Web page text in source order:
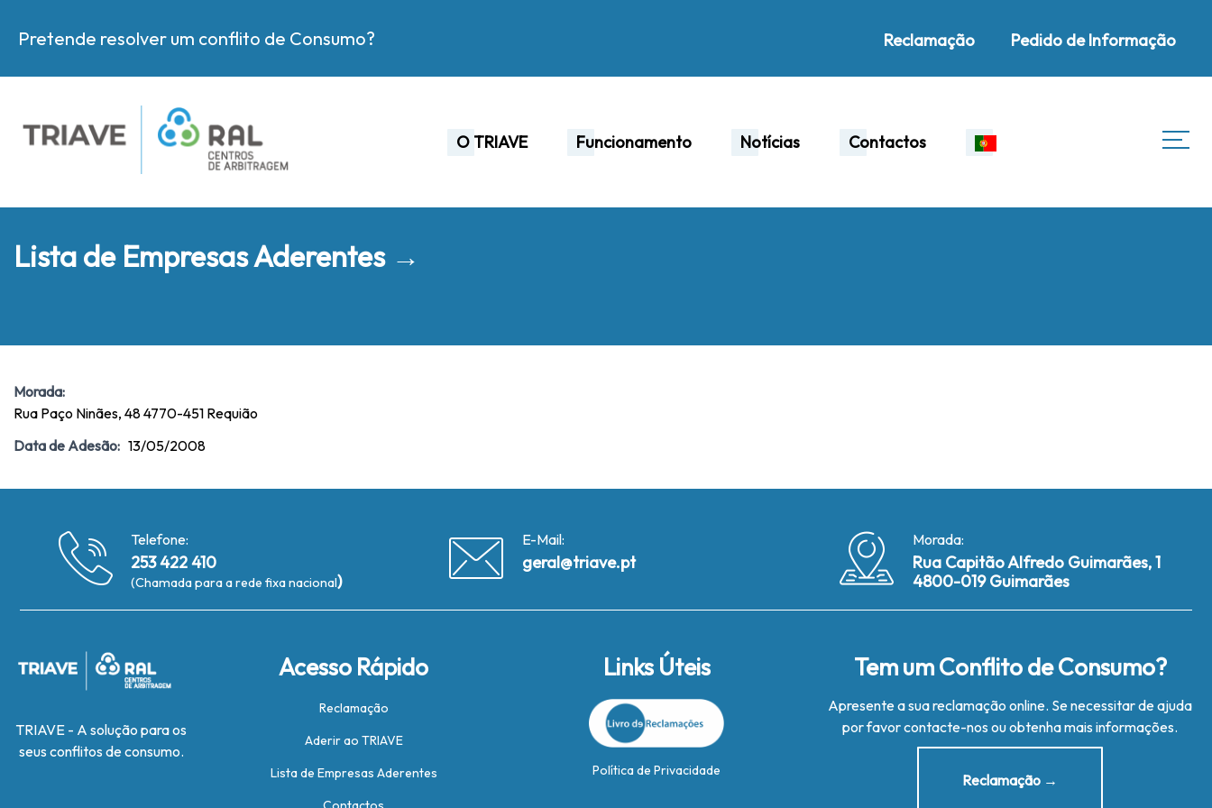
Pretende resolver um conflito de Consumo? Reclamação Pedido de Informação
O TRIAVE Funcionamento Notícias Contactos
Lista de Empresas Aderentes →
Morada:
Rua Paço Ninães, 48 4770-451 Requião
Data de Adesão: 13/05/2008
Telefone:
253 422 410
(Chamada para a rede fixa nacional)
E-Mail:
geral@triave.pt
Morada:
Rua Capitão Alfredo Guimarães, 1
4800-019 Guimarães
TRIAVE - A solução para os
seus conflitos de consumo.
Acesso Rápido
Reclamação
Aderir ao TRIAVE
Lista de Empresas Aderentes
Links Úteis
Política de Privacidade
Tem um Conflito de Consumo?
Apresente a sua reclamação online. Se necessitar de ajuda
por favor contacte-nos ou obtenha mais informações.
Reclamação →